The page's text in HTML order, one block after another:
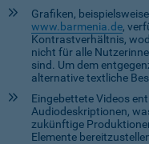
Grafiken,
www.barmenia.de,
Kontrastverhältnis,
nicht für alle
sind. Um dem
alternative textliche
Eingebettete Videos
Audiodeskriptionen,
zukünftige
Elemente